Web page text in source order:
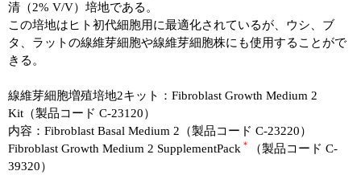
清（2% V/V）培地である。
この培地はヒト初代細胞用に最適化されているが、ウシ、ブ
タ、ラットの線維芽細胞や線維芽細胞株にも使用することがで
きる。
線維芽細胞増殖培地2キット：Fibroblast Growth Medium 2
Kit（製品コード C-23120）
内容：Fibroblast Basal Medium 2（製品コード C-23220）
Fibroblast Growth Medium 2 SupplementPack ＊
（製品コード C-
39320）